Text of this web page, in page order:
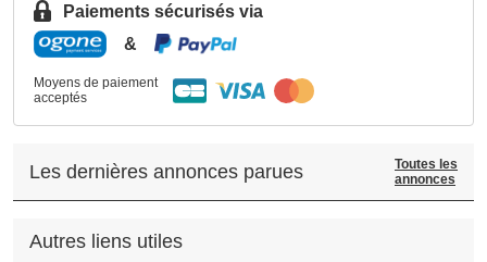
Paiements sécurisés via
&
Moyens de paiement
acceptés
Les dernières annonces parues
Toutes les
annonces
Autres liens utiles